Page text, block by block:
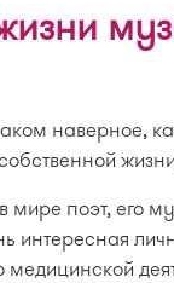
наверное,
поэт, его
интересная